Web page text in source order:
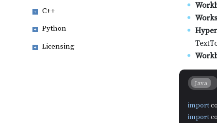
Java
import
import
C++
Python
Licensing